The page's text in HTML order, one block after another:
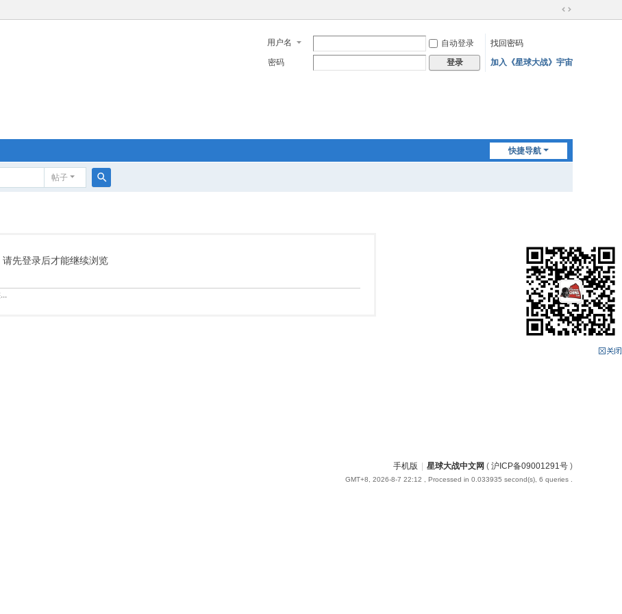
切
宽
用户名 自动登录
找回密码
密码
登录 加入《星球大战》宇宙
快捷导航
帖子
请先登录后才能继续浏览
手机版 星球大战中文网 ( 沪ICP备09001291号 )
GMT+8, 2026-8-7 22:12 , Processed in 0.033935 second(s), 6 queries .